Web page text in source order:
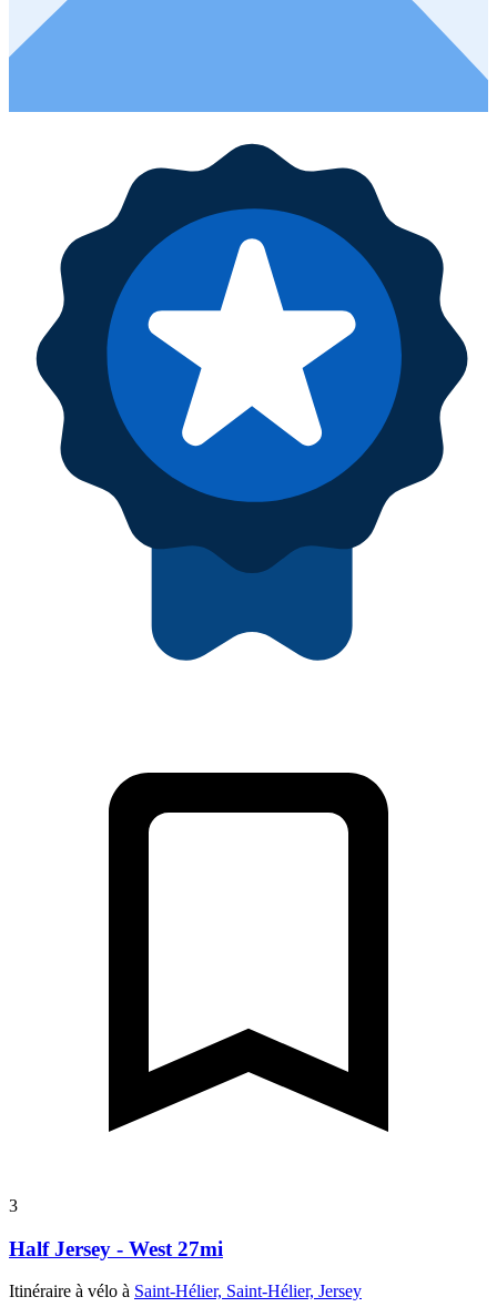
3
Half Jersey - West 27mi
Itinéraire à vélo à Saint-Hélier, Saint-Hélier, Jersey